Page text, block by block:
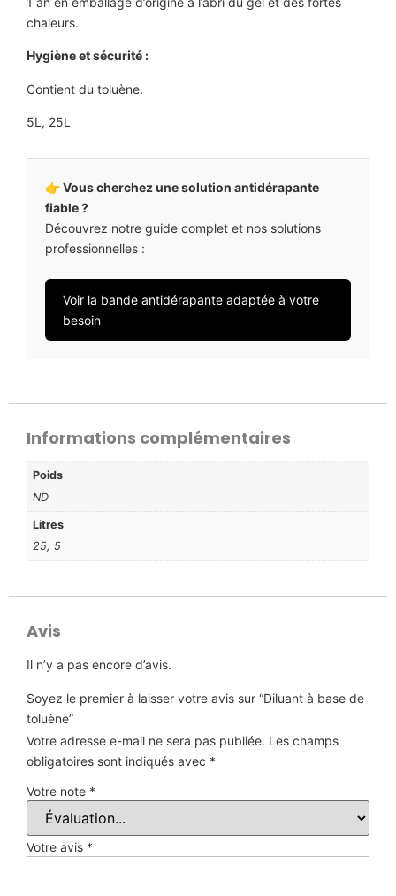
chaleurs.
Hygiène et sécurité :
Contient du toluène.
5L, 25L
👉 Vous cherchez une solution antidérapante
fiable ?
Découvrez notre guide complet et nos solutions
professionnelles :
Voir la bande antidérapante adaptée à votre
besoin
Informations complémentaires
Poids
ND
Litres
25, 5
Avis
Il n’y a pas encore d’avis.
Soyez le premier à laisser votre avis sur “Diluant à base de
toluène”
Votre adresse e-mail ne sera pas publiée. Les champs
obligatoires sont indiqués avec *
Votre note *
Votre avis *